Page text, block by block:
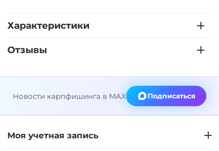
Характеристики
Отзывы
Новости карпфишинга в MAX Подписаться
Моя учетная запись